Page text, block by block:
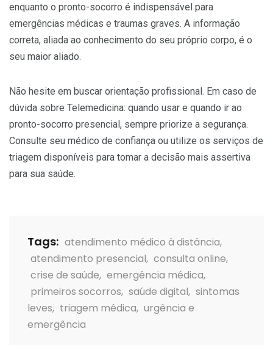
enquanto o pronto-socorro é indispensável para
emergências médicas e traumas graves. A informação
correta, aliada ao conhecimento do seu próprio corpo, é o
seu maior aliado.
Não hesite em buscar orientação profissional. Em caso de
dúvida sobre Telemedicina: quando usar e quando ir ao
pronto-socorro presencial, sempre priorize a segurança.
Consulte seu médico de confiança ou utilize os serviços de
triagem disponíveis para tomar a decisão mais assertiva
para sua saúde.
Tags: atendimento médico à distância,
atendimento presencial, consulta online,
crise de saúde, emergência médica,
primeiros socorros, saúde digital, sintomas
leves, triagem médica, urgência e
emergência